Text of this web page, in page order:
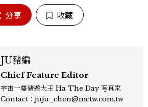
分享 收藏
JU豬編
Chief Feature Editor
宇宙一隻豬遊大王 Ha The Day 写真家
Contact：juju_chen@mctw.com.tw